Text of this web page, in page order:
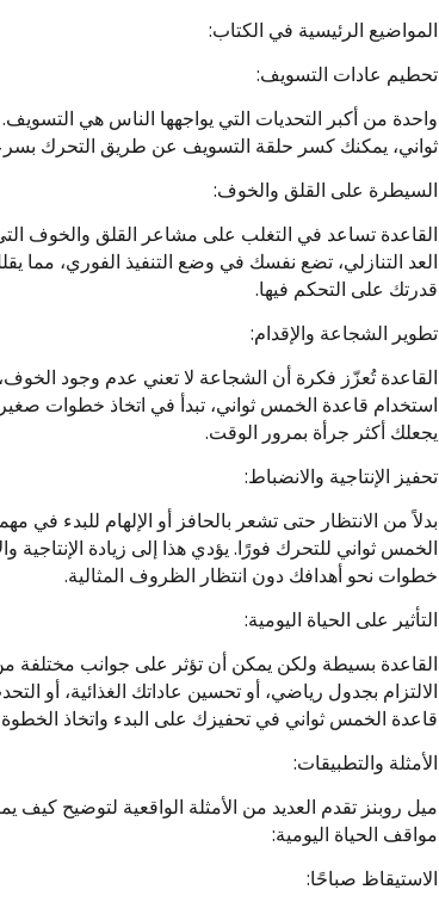
المواضيع الرئيسية في الكتاب:
تحطيم عادات التسويف:
واحدة من أكبر التحديات التي يواجهها الناس هي
ثواني، يمكنك كسر حلقة التسويف عن طريق التحرك
السيطرة على القلق والخوف:
القاعدة تساعد في التغلب على مشاعر القلق والخوف
العد التنازلي، تضع نفسك في وضع التنفيذ الفوري، مما
قدرتك على التحكم فيها.
تطوير الشجاعة والإقدام:
القاعدة تُعزّز فكرة أن الشجاعة لا تعني عدم وجود
استخدام قاعدة الخمس ثواني، تبدأ في اتخاذ خطوات
يجعلك أكثر جرأة بمرور الوقت.
تحفيز الإنتاجية والانضباط:
بدلاً من الانتظار حتى تشعر بالحافز أو الإلهام للبدء في
الخمس ثواني للتحرك فورًا. يؤدي هذا إلى زيادة الإنتاجية
خطوات نحو أهدافك دون انتظار الظروف المثالية.
التأثير على الحياة اليومية:
القاعدة بسيطة ولكن يمكن أن تؤثر على جوانب مختلفة
الالتزام بجدول رياضي، أو تحسين عاداتك الغذائية، أو
قاعدة الخمس ثواني في تحفيزك على البدء واتخاذ الخطوة
الأمثلة والتطبيقات:
ميل روبنز تقدم العديد من الأمثلة الواقعية لتوضيح
مواقف الحياة اليومية:
الاستيقاظ صباحًا: